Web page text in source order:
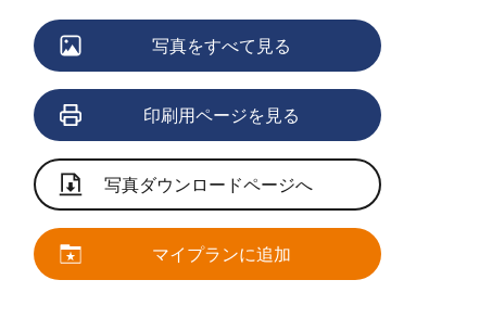
写真をすべて見る
印刷用ページを見る
写真ダウンロードページへ
マイプランに追加